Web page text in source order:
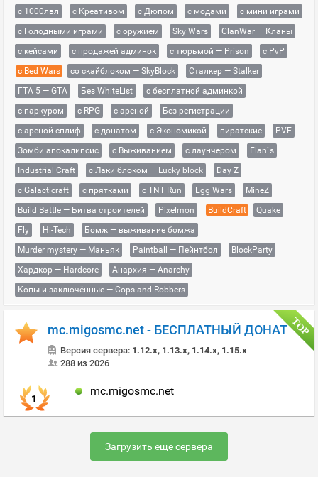
с 1000лвл c Креативом с Дюпом с модами
с мини играми
с Голодными играми
с оружием Sky Wars
ClanWar — Кланы
с кейсами
с продажей админок с тюрьмой — Prison
с PvP
с Bed Wars
со скайблоком — SkyBlock
Сталкер — Stalker
ГТА 5 — GTA
Без WhiteList
с бесплатной админкой
с паркуром
с RPG с ареной
Без регистрации
с ареной сплиф
с донатом с Экономикой пиратские
PVE
Зомби апокалипсис
с Выживанием с лаунчером
Flan`s
Industrial Craft
с Лаки блоком — Lucky block
Day Z
с Galacticraft
с прятками с TNT Run Egg Wars
MineZ
Build Battle — Битва строителей
Pixelmon BuildCraft
Quake
Fly
Hi-Tech
Бомж — выживание бомжа
Murder mystery — Маньяк
Paintball — Пейнтбол
BlockParty
Хардкор — Hardcore
Анархия — Anarchy
Копы и заключённые — Cops and Robbers
mc.migosmc.net - БЕСПЛАТНЫЙ ДОНАТ
Версия сервера: 1.12.x, 1.13.x, 1.14.x, 1.15.x
288 из 2026
1
mc.migosmc.net
Загрузить еще сервера